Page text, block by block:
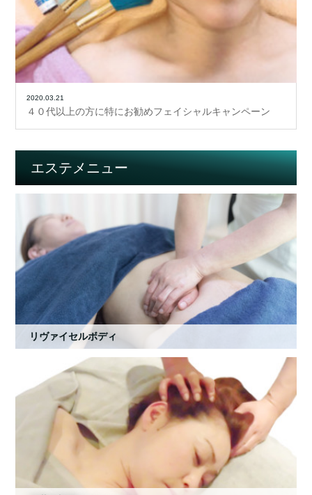
2020.03.21
４０代以上の方に特にお勧めフェイシャルキャンペーン
エステメニュー
リヴァイセルボディ